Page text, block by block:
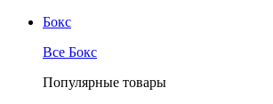
Бокс
Все Бокс
Популярные товары